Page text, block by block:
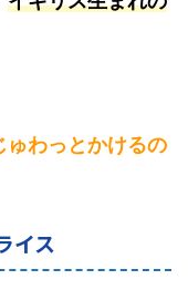
ゅわっとかけるの
イス